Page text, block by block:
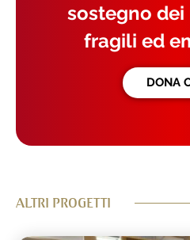
sostegno dei
fragili ed
DONA
ALTRI PROGETTI